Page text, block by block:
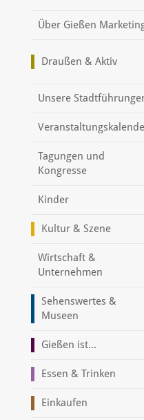
Über Gießen
Draußen & Aktiv
Unsere
Tagungen und
Kongresse
Kinder
Kultur & Szene
Wirtschaft &
Unternehmen
Sehenswertes &
Museen
Gießen ist...
Essen & Trinken
Einkaufen